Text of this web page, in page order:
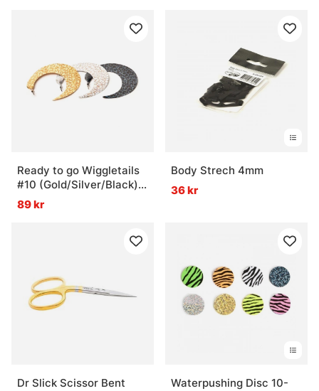
Ready to go Wiggletails
#10 (Gold/Silver/Black)
XXL
89 kr
Body Strech 4mm
36 kr
Dr Slick Scissor Bent
Waterpushing Disc 10-